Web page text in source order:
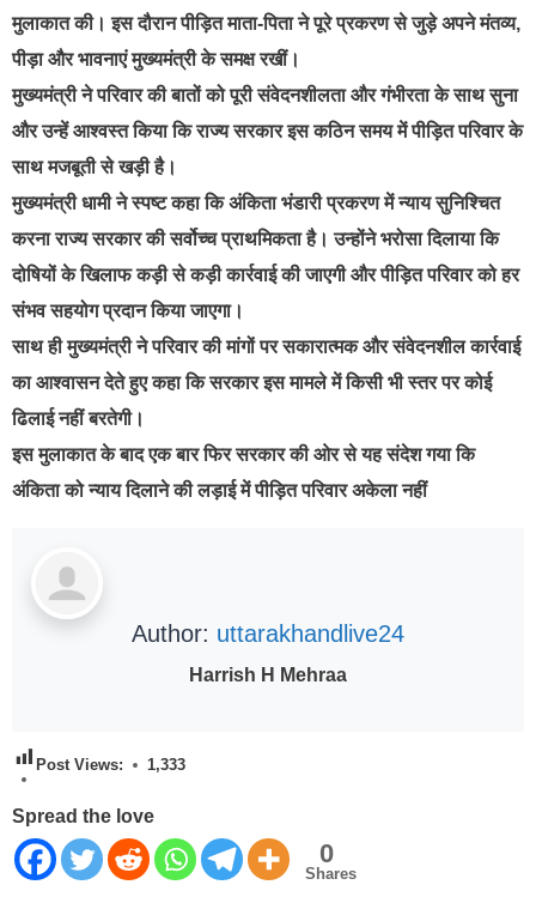
मुलाकात की। इस दौरान पीड़ित माता-पिता ने पूरे प्रकरण से जुड़े अपने मंतव्य,
पीड़ा और भावनाएं मुख्यमंत्री के समक्ष रखीं।
मुख्यमंत्री ने परिवार की बातों को पूरी संवेदनशीलता और गंभीरता के साथ सुना
और उन्हें आश्वस्त किया कि राज्य सरकार इस कठिन समय में पीड़ित परिवार के
साथ मजबूती से खड़ी है।
मुख्यमंत्री धामी ने स्पष्ट कहा कि अंकिता भंडारी प्रकरण में न्याय सुनिश्चित
करना राज्य सरकार की सर्वोच्च प्राथमिकता है। उन्होंने भरोसा दिलाया कि
दोषियों के खिलाफ कड़ी से कड़ी कार्रवाई की जाएगी और पीड़ित परिवार को हर
संभव सहयोग प्रदान किया जाएगा।
साथ ही मुख्यमंत्री ने परिवार की मांगों पर सकारात्मक और संवेदनशील कार्रवाई
का आश्वासन देते हुए कहा कि सरकार इस मामले में किसी भी स्तर पर कोई
ढिलाई नहीं बरतेगी।
इस मुलाकात के बाद एक बार फिर सरकार की ओर से यह संदेश गया कि
अंकिता को न्याय दिलाने की लड़ाई में पीड़ित परिवार अकेला नहीं
Author: uttarakhandlive24
Harrish H Mehraa
Post Views: 1,333
Spread the love
0
Shares